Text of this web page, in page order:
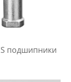
подшипники